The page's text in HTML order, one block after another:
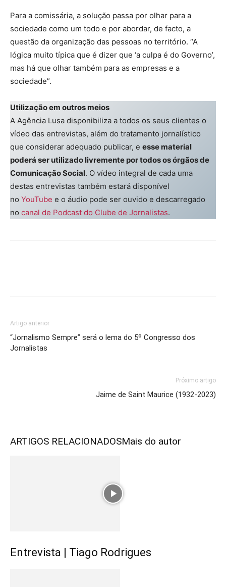
Para a comissária, a solução passa por olhar para a
sociedade como um todo e por abordar, de facto, a
questão da organização das pessoas no território. “A
lógica muito típica que é dizer que ‘a culpa é do Governo’,
mas há que olhar também para as empresas e a
sociedade”.
Utilização em outros meios
A Agência Lusa disponibiliza a todos os seus clientes o
vídeo das entrevistas, além do tratamento jornalístico
que considerar adequado publicar, e esse material
poderá ser utilizado livremente por todos os órgãos de
Comunicação Social. O vídeo integral de cada uma
destas entrevistas também estará disponível
no YouTube e o áudio pode ser ouvido e descarregado
no canal de Podcast do Clube de Jornalistas.
Artigo anterior
“Jornalismo Sempre” será o lema do 5º Congresso dos
Jornalistas
Próximo artigo
Jaime de Saint Maurice (1932-2023)
ARTIGOS RELACIONADOSMais do autor
Entrevista | Tiago Rodrigues